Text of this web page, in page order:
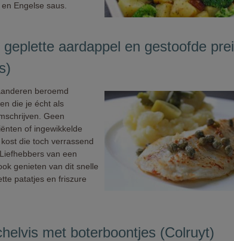
Engelse saus.
aardappel en gestoofde prei
beroemd
die je écht als
Geen
of ingewikkelde
die toch verrassend
van een
genieten van dit snelle
patatjes en friszure
met boterboontjes (Colruyt)